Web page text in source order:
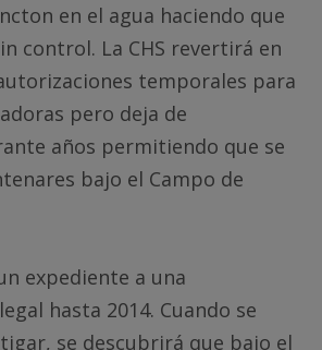
en el agua haciendo que
control. La CHS revertirá en
temporales para
pero deja de
años permitiendo que se
bajo el Campo de
expediente a una
hasta 2014. Cuando se
se descubrirá que bajo el